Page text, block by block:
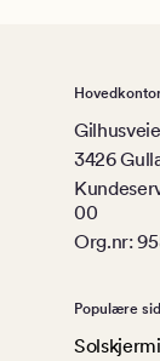
3426
00
Org.nr:
Populære